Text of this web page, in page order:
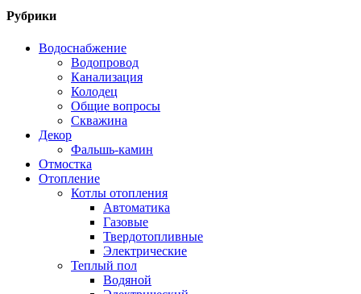
Рубрики
Водоснабжение
Водопровод
Канализация
Колодец
Общие вопросы
Скважина
Декор
Фальшь-камин
Отмостка
Отопление
Котлы отопления
Автоматика
Газовые
Твердотопливные
Электрические
Теплый пол
Водяной